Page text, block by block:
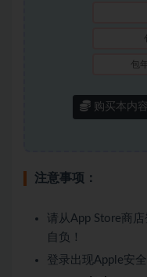
包
购买本内容
注意事项：
请从App Store商店
自负！
登录出现Apple安全